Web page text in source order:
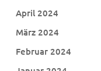
April 2024
März 2024
Februar 2024